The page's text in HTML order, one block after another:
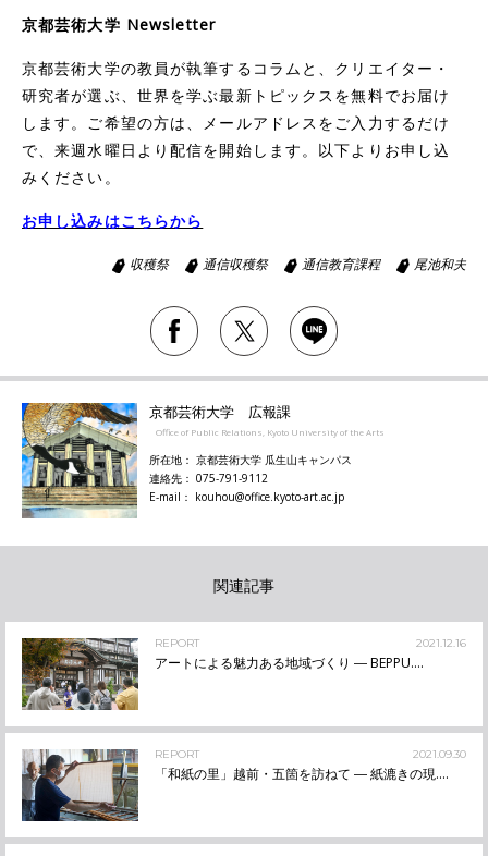
京都芸術大学 Newsletter
京都芸術大学の教員が執筆するコラムと、クリエイター・
研究者が選ぶ、世界を学ぶ最新トピックスを無料でお届け
します。ご希望の方は、メールアドレスをご入力するだけ
で、来週水曜日より配信を開始します。以下よりお申し込
みください。
お申し込みはこちらから
収穫祭 通信収穫祭 通信教育課程 尾池和夫
京都芸術大学 広報課
Office of Public Relations, Kyoto University of the Arts
所在地： 京都芸術大学 瓜生山キャンパス
連絡先： 075-791-9112
E-mail： kouhou@office.kyoto-art.ac.jp
関連記事
REPORT 2021.12.16
アートによる魅力ある地域づくり ― BEPPU....
REPORT 2021.09.30
「和紙の里」越前・五箇を訪ねて ― 紙漉きの現....